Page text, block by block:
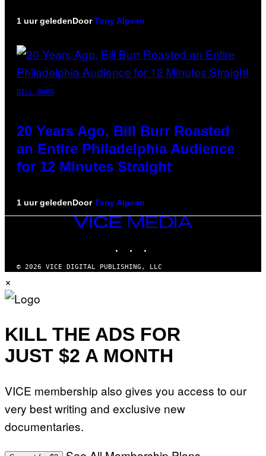
1 uur geledenDoorTony Alpsen
BILL BURR
20 Years Ago, Bill Burr Roasted
an Entire Philadelphia Audience
for 12 Minutes Straight
1 uur geledenDoorTony Alpsen
VICE
© 2026 VICE DIGITAL PUBLISHING, LLC
×
KILL THE ADS FOR
JUST $2 A MONTH
VICE membership also gives you access to our
very best writing and exclusive new
documentaries.